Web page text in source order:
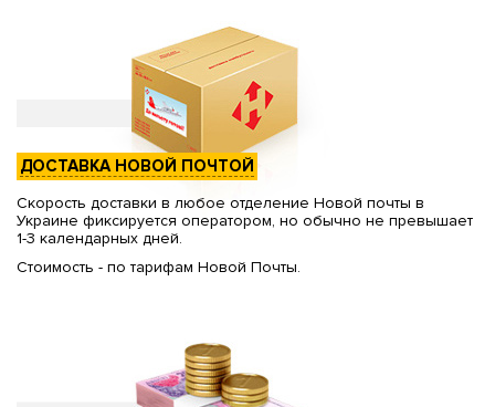
ДОСТАВКА НОВОЙ ПОЧТОЙ
Скорость доставки в любое отделение Новой почты в
Украине фиксируется оператором, но обычно не превышает
1-3 календарных дней.
Стоимость - по тарифам Новой Почты.